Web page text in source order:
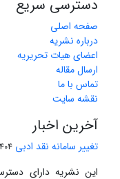
دسترسی سریع
صفحه اصلی
درباره نشریه
اعضای هیات تحریریه
ارسال مقاله
تماس با ما
نقشه سایت
آخرین اخبار
تغییر سامانه نقد ادبی 07-02
این نشریه دارای